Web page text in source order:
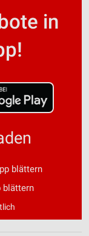
in
blättern
blättern